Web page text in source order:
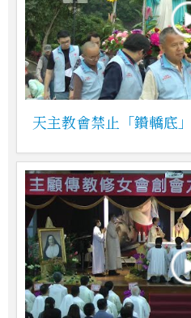
天主教會禁止「鑽轎底